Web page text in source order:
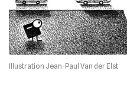
Illustration Jean-Paul Van der Elst